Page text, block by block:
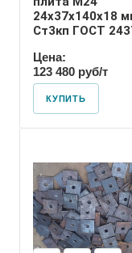
24х37х140х18
Ст3кп ГОСТ
Цена:
123 480 руб/т
КУПИТЬ
36
Номер
резьбы
М36
Размер резьбы